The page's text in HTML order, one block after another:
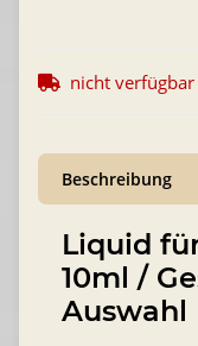
nicht verfügbar
Beschreibung
Liquid
10ml /
Auswahl